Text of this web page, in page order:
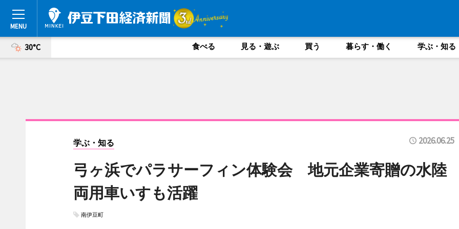
30°C 食べる 見る・遊ぶ 買う 暮らす・働く 学ぶ・知る
学ぶ・知る 2026.06.25
弓ヶ浜でパラサーフィン体験会 地元企業寄贈の水陸
両用車いすも活躍
南伊豆町